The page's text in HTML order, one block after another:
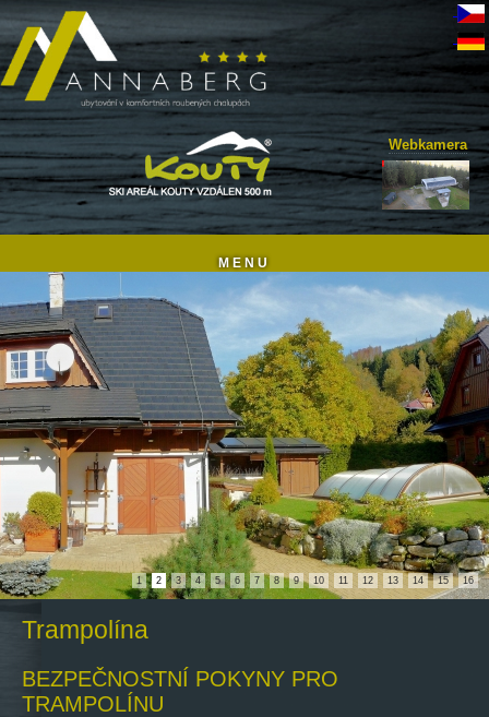
Webkamera
M E N U
1 2 3 4 5 6 7 8 9 10 11 12 13 14 15 16
Trampolína
BEZPEČNOSTNÍ POKYNY PRO
TRAMPOLÍNU